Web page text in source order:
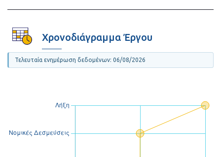
Χρονοδιάγραμμα Έργου
Τελευταία ενημέρωση δεδομένων: 06/08/2026